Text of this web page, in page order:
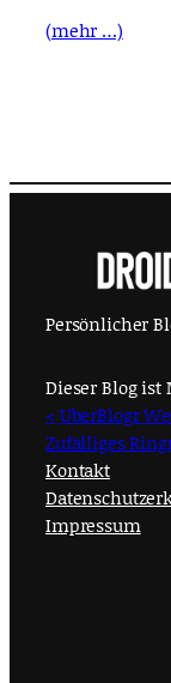
(mehr …)
Persönlicher
Dieser Blog
< UberBlogr
Zufälliges
Kontakt
Impressum